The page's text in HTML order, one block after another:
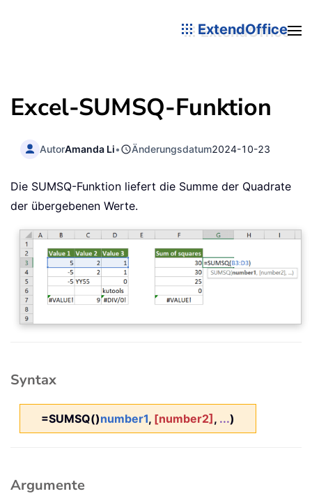
ExtendOffice
Excel-SUMSQ-Funktion
AutorAmanda Li• Änderungsdatum2024-10-23
Die SUMSQ-Funktion liefert die Summe der Quadrate
der übergebenen Werte.
Syntax
=SUMSQ()number1, [number2] , ...)
Argumente